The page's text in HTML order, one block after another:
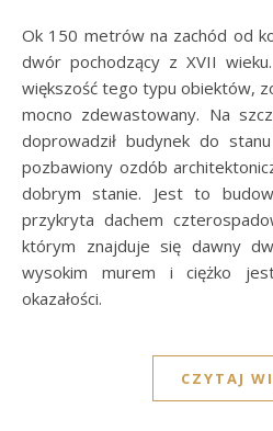
Ok 150 metrów na zachód od kościoła znajduje się dawny
dwór pochodzący z XVII
większość tego typu obiektów,
mocno zdewastowany. Na
doprowadził budynek do
pozbawiony ozdób
dobrym stanie. Jest to
przykryta dachem
którym znajduje się dawny
wysokim murem i ciężko
okazałości.
CZYTAJ